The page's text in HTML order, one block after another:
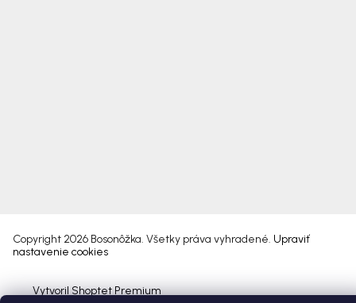
Vytvoril Shoptet Premium
Copyright 2026 Bosonôžka. Všetky práva vyhradené. Upraviť
nastavenie cookies